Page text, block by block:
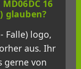
16
glauben?
Falle) logo,
aus. Ihr
gerne von